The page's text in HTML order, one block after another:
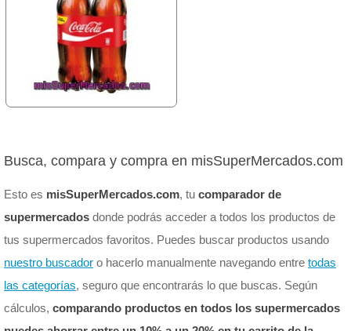
Busca, compara y compra en misSuperMercados.com
Esto es misSuperMercados.com, tu comparador de
supermercados donde podrás acceder a todos los productos de
tus supermercados favoritos. Puedes buscar productos usando
nuestro buscador o hacerlo manualmente navegando entre todas
las categorías, seguro que encontrarás lo que buscas. Según
cálculos, comparando productos en todos los supermercados